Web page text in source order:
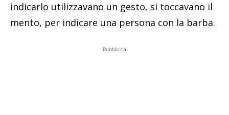
indicarlo utilizzavano un gesto, si toccavano il
mento, per indicare una persona con la barba.
Pubblicità